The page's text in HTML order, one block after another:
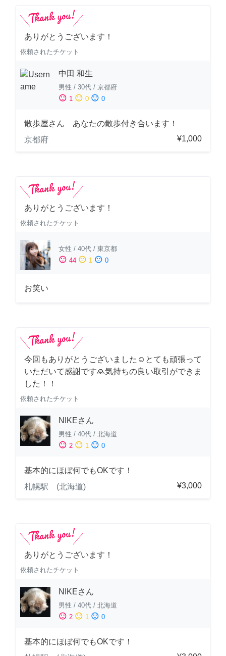
ありがとうございます！
依頼されたチケット
中田 和生
男性 / 30代 / 京都府
sentiment_satisfied 1 sentiment_neutral 0 sentiment_dissatisfied 0
散歩屋さん あなたの散歩付き合います！
京都府
¥1,000
ありがとうございます！
依頼されたチケット
女性 / 40代 / 東京都
sentiment_satisfied 44 sentiment_neutral 1 sentiment_dissatisfied 0
お笑い
今回もありがとうございました☺️とても頑張って
いただいて感謝です🙏気持ちの良い取引ができま
した！！
依頼されたチケット
NIKEさん
男性 / 40代 / 北海道
sentiment_satisfied 2 sentiment_neutral 1 sentiment_dissatisfied 0
基本的にほぼ何でもOKです！
札幌駅 (北海道)
¥3,000
ありがとうございます！
依頼されたチケット
NIKEさん
男性 / 40代 / 北海道
sentiment_satisfied 2 sentiment_neutral 1 sentiment_dissatisfied 0
基本的にほぼ何でもOKです！